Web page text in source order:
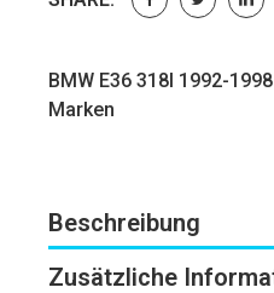
BMW E36 318I 1992-
Marken
Beschreibung
Zusätzliche